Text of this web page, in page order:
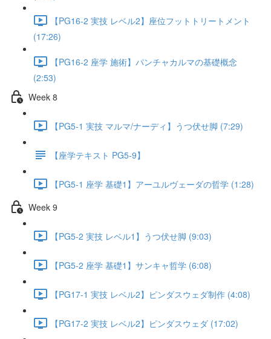
【PG16-2 実技 レベル2】座位フットトリートメント
(17:26)
【PG16-2 座学 施術】パンチャカルマの基礎概念
(2:53)
Week 8
【PG5-1 実技 マルマ/ナーディ】うつ伏せ脚 (7:29)
【座学テキスト PG5-9】
【PG5-1 座学 基礎1】アーユルヴェーダの哲学 (1:28)
Week 9
【PG5-2 実技 レベル1】うつ伏せ脚 (9:03)
【PG5-2 座学 基礎1】サンキャ哲学 (6:08)
【PG17-1 実技 レベル2】ピンダスウェダ制作 (4:08)
【PG17-2 実技 レベル2】ピンダスウェダ (17:02)